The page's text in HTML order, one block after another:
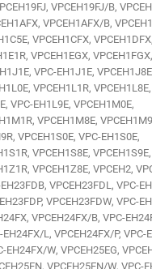
VPCEH19FJ/B,
VPCEH1AFX/B,
VPCEH1CFX, VPCEH1DFX,
VPCEH1EGX, VPCEH1FGX,
VPC-EH1J1E,
VPCEH1L1R,
VPC-EH1L9E, VPCEH1M0E,
VPCEH1M8E,
VPCEH1S0E, VPC-EH1S0E,
VPCEH1S8E, VPCEH1S9E,
VPCEH1Z8E, VPCEH2,
VPCEH23FDL, VPC-
VPCEH23FDW, VPC-
VPCEH24FX/B, VPC-
L, VPCEH24FX/P, VPC-
EH24FX/W, VPCEH25EG,
VPCEH25EN/W, VPC-